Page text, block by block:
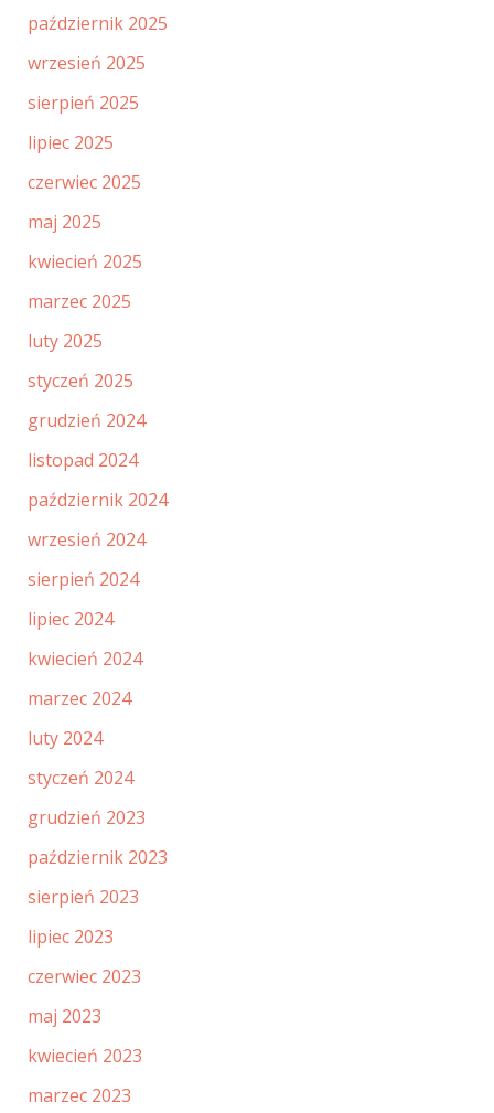
październik 2025
wrzesień 2025
sierpień 2025
lipiec 2025
czerwiec 2025
maj 2025
kwiecień 2025
marzec 2025
luty 2025
styczeń 2025
grudzień 2024
listopad 2024
październik 2024
wrzesień 2024
sierpień 2024
lipiec 2024
kwiecień 2024
marzec 2024
luty 2024
styczeń 2024
grudzień 2023
październik 2023
sierpień 2023
lipiec 2023
czerwiec 2023
maj 2023
kwiecień 2023
marzec 2023